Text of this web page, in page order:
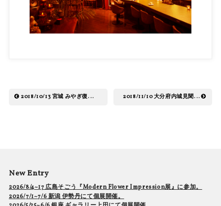
2018/10/13 宮城 みやぎ復... 2018/11/10 大分府内城見聞...
New Entry
2026/8/4~17 広島そごう『Modern Flower Impression展』に参加。
2026/7/1~7/6 新潟 伊勢丹にて個展開催。